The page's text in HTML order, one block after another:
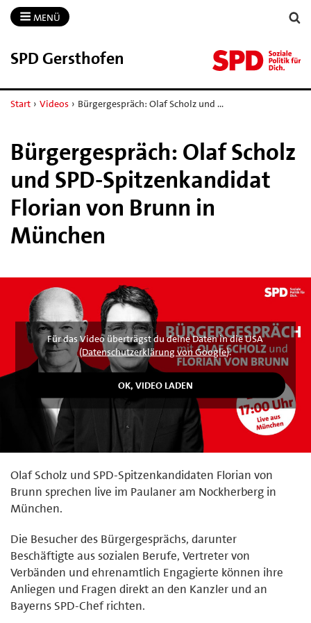
MENÜ
SPD Gersthofen
Start › Videos › Bürgergespräch: Olaf Scholz und …
Bürgergespräch: Olaf Scholz
und SPD-Spitzenkandidat
Florian von Brunn in
München
Für das Video überträgst du deine Daten in die USA
(Datenschutzerklärung von Google).
Olaf Scholz und SPD-Spitzenkandidaten Florian von
Brunn sprechen live im Paulaner am Nockherberg in
München.
Die Besucher des Bürgergesprächs, darunter
Beschäftigte aus sozialen Berufe, Vertreter von
Verbänden und ehrenamtlich Engagierte können ihre
Anliegen und Fragen direkt an den Kanzler und an
Bayerns SPD-Chef richten.